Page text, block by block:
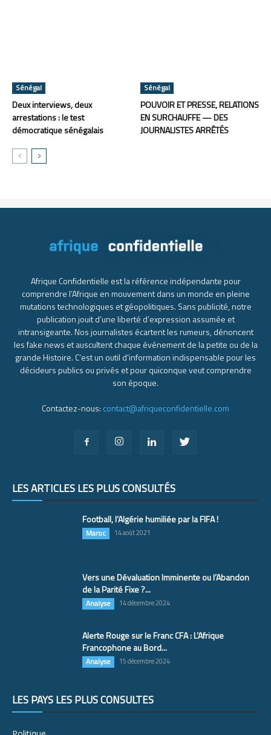
Sénégal
Deux interviews, deux
arrestations : le test
démocratique sénégalais
Sénégal
POUVOIR ET PRESSE, RELATIONS
EN SURCHAUFFE — DES
JOURNALISTES ARRÊTÉS
Afrique Confidentielle est la référence indépendante pour
comprendre l’Afrique en mouvement dans un monde en pleine
mutations technologiques et géopolitiques. Sans publicité, notre
publication jouit d’une liberté d’expression assumée et
intransigeante. Nos journalistes écartent les rumeurs, dénoncent
les fake news et auscultent chaque événement de la petite ou de la
grande Histoire. C’est un outil d’information indispensable pour les
décideurs publics ou privés et pour quiconque veut comprendre
son époque.
Contactez-nous: contact@afriqueconfidentielle.com
LES ARTICLES LES PLUS CONSULTÉS
Football, l’Algérie humiliée par la FIFA !
Maroc 14 août 2021
Vers une Dévaluation Imminente ou l’Abandon
de la Parité Fixe ?...
Analyse 14 décembre 2024
Alerte Rouge sur le Franc CFA : L’Afrique
Francophone au Bord...
Analyse 15 décembre 2024
LES PAYS LES PLUS CONSULTÉS